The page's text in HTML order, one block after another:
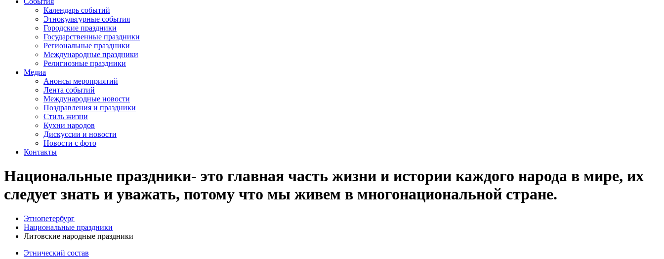
Календарь событий
Этнокультурные события
Городские праздники
Государственные праздники
Региональные праздники
Международные праздники
Религиозные праздники
Медиа
Анонсы мероприятий
Лента событий
Международные новости
Поздравления и праздники
Cтиль жизни
Кухни народов
Дискуссии и новости
Новости с фото
Контакты
Национальные праздники- это главная часть жизни и истории каждого народа в мире, их
следует знать и уважать, потому что мы живем в многонациональной стране.
Этнопетербург
Национальные праздники
Литовские народные праздники
Этнический состав